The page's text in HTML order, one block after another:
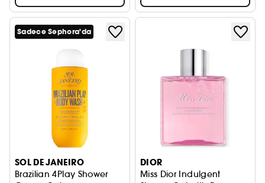
Sadece Sephora'da
SOL DE JANEIRO
Brazilian 4Play Shower
DIOR
Miss Dior Indulgent